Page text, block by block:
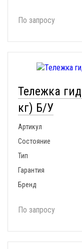
По запросу
Тележка
кг) Б/У
Артикул
Состояние
Тип
Гарантия
Бренд
По запросу